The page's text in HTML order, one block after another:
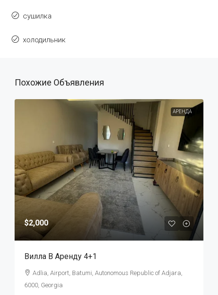
сушилка
холодильник
Похожие Объявления
АРЕНДА
$2,000
Вилла В Аренду 4+1
Adlia, Airport, Batumi, Autonomous Republic of Adjara,
6000, Georgia